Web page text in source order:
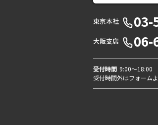
東京本社 03-
大阪支店 06-
受付時間 9:00〜18:00
受付時間外はフォーム